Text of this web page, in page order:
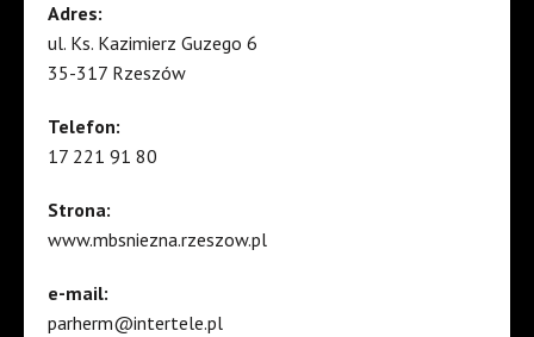
Adres:
ul. Ks. Kazimierz Guzego 6
35-317 Rzeszów
Telefon:
17 221 91 80
Strona:
www.mbsniezna.rzeszow.pl
e-mail:
parherm@intertele.pl